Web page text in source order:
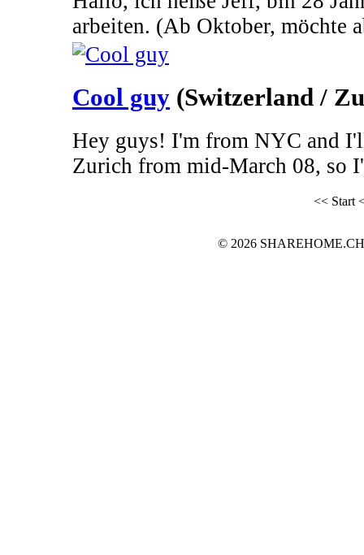
arbeiten. (Ab Oktober, möchte
Cool guy (Switzerland /
Hey guys! I'm from NYC and
Zurich from mid-March 08, so
<< Start
© 2026